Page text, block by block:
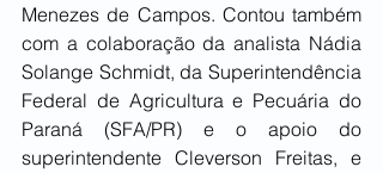
Menezes de Campos. Contou também
com a colaboração da analista Nádia
Solange Schmidt, da Superintendência
Federal de Agricultura e Pecuária do
Paraná (SFA/PR) e o apoio do
superintendente Cleverson Freitas, e